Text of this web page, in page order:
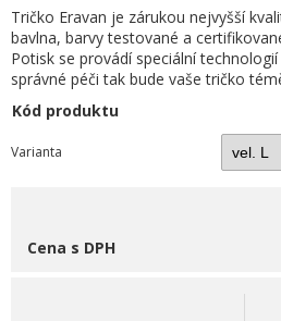
Tričko Eravan je zárukou nejvyšší
bavlna, barvy testované a
Potisk se provádí speciální
správné péči tak bude vaše tričko
Kód produktu
Varianta
Cena s DPH